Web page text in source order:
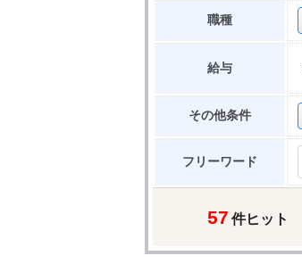
職種
給与
その他条件
フリーワード
57 件ヒット